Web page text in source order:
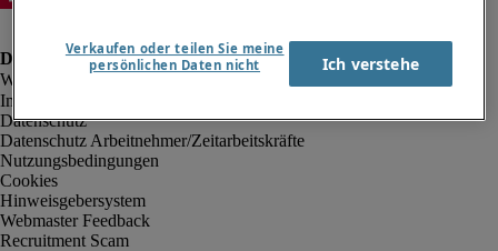
Impressum
Datenschutz
Datenschutz Arbeitnehmer/Zeitarbeitskräfte
Nutzungsbedingungen
Cookies
Hinweisgebersystem
Webmaster Feedback
Recruitment Scam
Verkaufen oder teilen Sie meine
persönlichen Daten nicht
Ich verstehe